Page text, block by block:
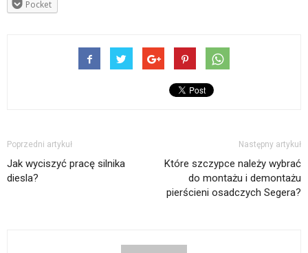
Pocket
Poprzedni artykuł
Jak wyciszyć pracę silnika
diesla?
Następny artykuł
Które szczypce należy wybrać
do montażu i demontażu
pierścieni osadczych Segera?